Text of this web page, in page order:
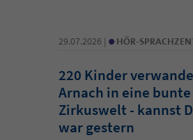
29.07.2026 | • HÖR-
220 Kinder
Arnach in eine bunte
Zirkuswelt - kannst
war gestern